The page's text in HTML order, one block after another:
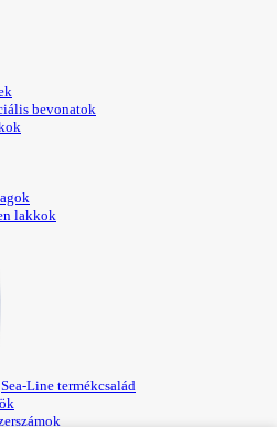
bevonatok
lakkok
Sea-Line termékcsalád